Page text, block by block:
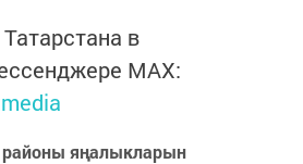
в
MАХ:
районы яңалыкларын